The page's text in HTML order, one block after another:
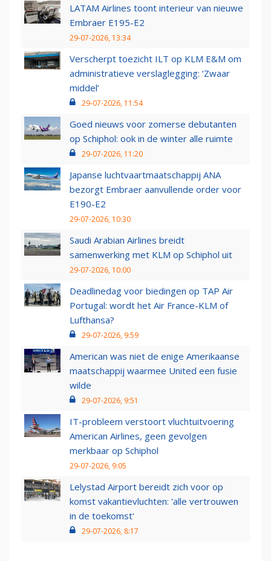
LATAM Airlines toont interieur van nieuwe
Embraer E195-E2
29-07-2026, 13:34
Verscherpt toezicht ILT op KLM E&M om
administratieve verslaglegging: ‘Zwaar
middel’
29-07-2026, 11:54
Goed nieuws voor zomerse debutanten
op Schiphol: ook in de winter alle ruimte
29-07-2026, 11:20
Japanse luchtvaartmaatschappij ANA
bezorgt Embraer aanvullende order voor
E190-E2
29-07-2026, 10:30
Saudi Arabian Airlines breidt
samenwerking met KLM op Schiphol uit
29-07-2026, 10:00
Deadlinedag voor biedingen op TAP Air
Portugal: wordt het Air France-KLM of
Lufthansa?
29-07-2026, 9:59
American was niet de enige Amerikaanse
maatschappij waarmee United een fusie
wilde
29-07-2026, 9:51
IT-probleem verstoort vluchtuitvoering
American Airlines, geen gevolgen
merkbaar op Schiphol
29-07-2026, 9:05
Lelystad Airport bereidt zich voor op
komst vakantievluchten: 'alle vertrouwen
in de toekomst'
29-07-2026, 8:17